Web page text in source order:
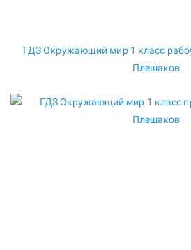
ГДЗ Окружающий мир 1 класс
Плешаков